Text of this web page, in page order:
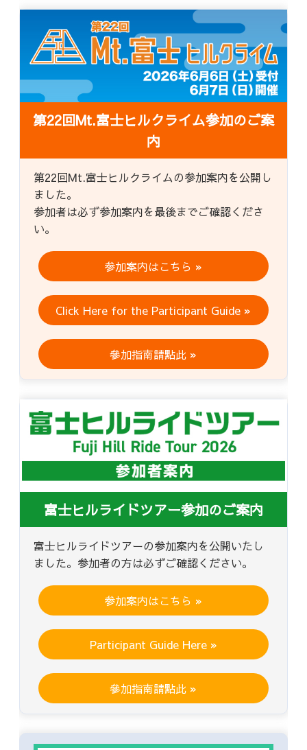
第22回Mt.富士ヒルクライム参加のご案
内
第22回Mt.富士ヒルクライムの参加案内を公開し
ました。
参加者は必ず参加案内を最後までご確認くださ
い。
参加案内はこちら »
Click Here for the Participant Guide »
參加指南請點此 »
富士ヒルライドツアー参加のご案内
富士ヒルライドツアーの参加案内を公開いたし
ました。参加者の方は必ずご確認ください。
参加案内はこちら »
Participant Guide Here »
參加指南請點此 »